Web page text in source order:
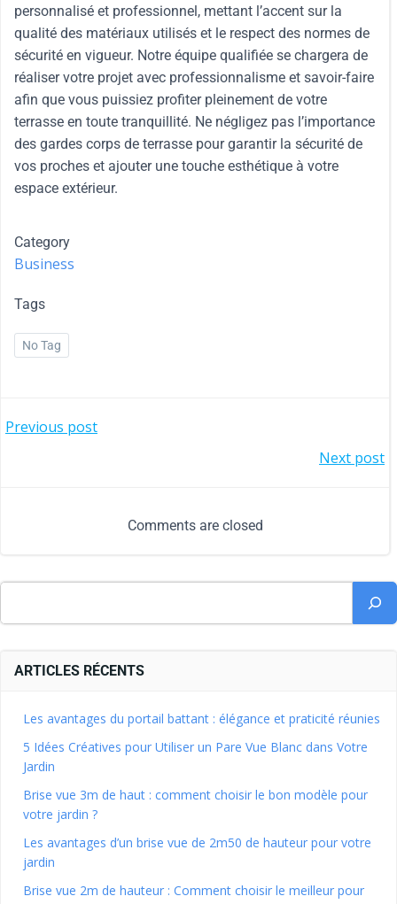
personnalisé et professionnel, mettant l’accent sur la
qualité des matériaux utilisés et le respect des normes de
sécurité en vigueur. Notre équipe qualifiée se chargera de
réaliser votre projet avec professionnalisme et savoir-faire
afin que vous puissiez profiter pleinement de votre
terrasse en toute tranquillité. Ne négligez pas l’importance
des gardes corps de terrasse pour garantir la sécurité de
vos proches et ajouter une touche esthétique à votre
espace extérieur.
Category
Business
Tags
No Tag
Previous post
Next post
Comments are closed
ARTICLES RÉCENTS
Les avantages du portail battant : élégance et praticité réunies
5 Idées Créatives pour Utiliser un Pare Vue Blanc dans Votre
Jardin
Brise vue 3m de haut : comment choisir le bon modèle pour
votre jardin ?
Les avantages d’un brise vue de 2m50 de hauteur pour votre
jardin
Brise vue 2m de hauteur : Comment choisir le meilleur pour